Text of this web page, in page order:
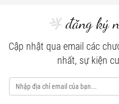
đăng ký
Cập nhật qua email các
nhất, sự kiện